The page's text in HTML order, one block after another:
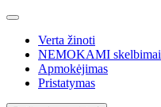
Verta žinoti
NEMOKAMI skelbimai
Apmokėjimas
Pristatymas